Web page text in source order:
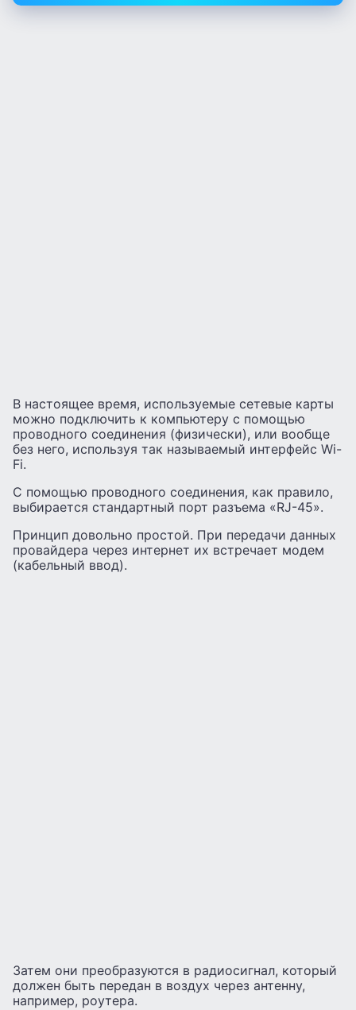
В настоящее время, используемые сетевые карты
можно подключить к компьютеру с помощью
проводного соединения (физически), или вообще
без него, используя так называемый интерфейс Wi-
Fi.
С помощью проводного соединения, как правило,
выбирается стандартный порт разъема «RJ-45».
Принцип довольно простой. При передачи данных
провайдера через интернет их встречает модем
(кабельный ввод).
Затем они преобразуются в радиосигнал, который
должен быть передан в воздух через антенну,
например, роутера.